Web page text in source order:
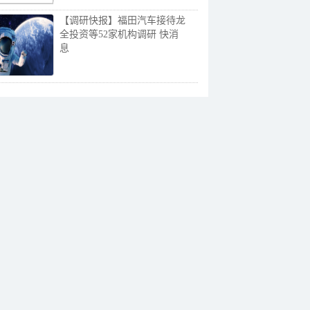
【调研快报】福田汽车接待龙
全投资等52家机构调研 快消
息